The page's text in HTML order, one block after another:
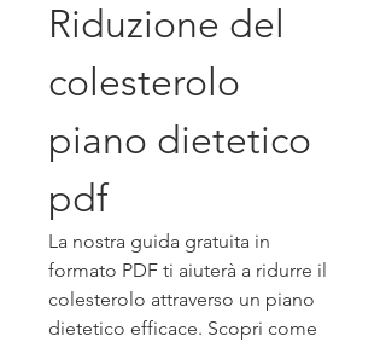
Riduzione del
colesterolo
piano dietetico
pdf
La nostra guida gratuita in
formato PDF ti aiuterà a ridurre il
colesterolo attraverso un piano
dietetico efficace. Scopri come